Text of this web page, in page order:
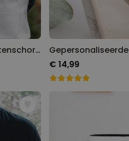
Gepersonaliseerd keukenschort pizzeria met gezicht
€ 14,99